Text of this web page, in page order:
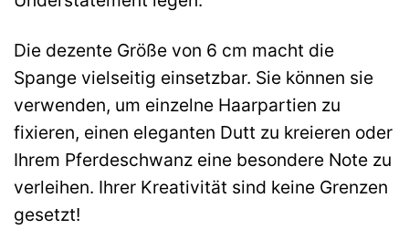
Die dezente Größe von 6 cm macht die
Spange vielseitig einsetzbar. Sie können sie
verwenden, um einzelne Haarpartien zu
fixieren, einen eleganten Dutt zu kreieren oder
Ihrem Pferdeschwanz eine besondere Note zu
verleihen. Ihrer Kreativität sind keine Grenzen
gesetzt!